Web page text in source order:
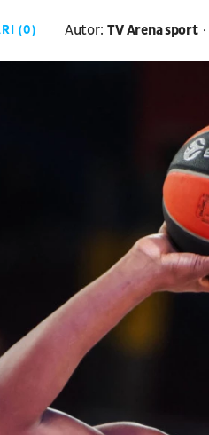
(0) Autor: TV Arena sport